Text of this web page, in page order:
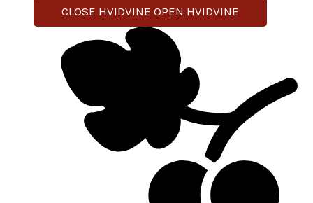
CLOSE HVIDVINE OPEN HVIDVINE